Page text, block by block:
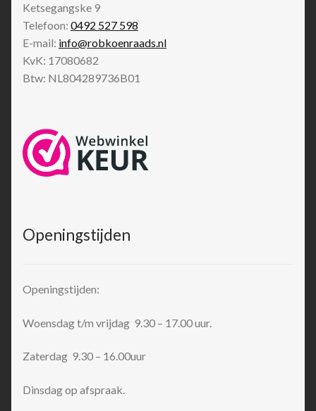
Ketsegangske 9
Telefoon: 0492 527 598
E-mail: info@robkoenraads.nl
KvK: 17080682
Btw: NL804289736B01
Openingstijden
Openingstijden:
Woensdag t/m vrijdag 9.30 – 17.00 uur.
Zaterdag 9.30 – 16.00uur
Dinsdag op afspraak.